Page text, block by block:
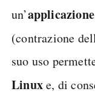
un’applicazione
(contrazione
suo uso
Linuxe, di